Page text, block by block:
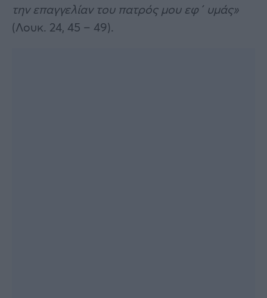
την επαγγελίαν του πατρός μου εφ΄ υμάς»
(Λουκ. 24, 45 – 49).